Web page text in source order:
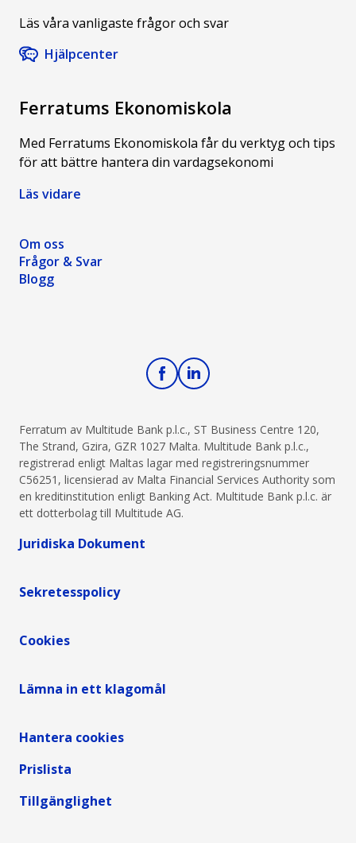
Läs våra vanligaste frågor och svar
Hjälpcenter
Ferratums Ekonomiskola
Med Ferratums Ekonomiskola får du verktyg och tips
för att bättre hantera din vardagsekonomi
Läs vidare
Om oss
Frågor & Svar
Blogg
Ferratum av Multitude Bank p.l.c., ST Business Centre 120,
The Strand, Gzira, GZR 1027 Malta. Multitude Bank p.l.c.,
registrerad enligt Maltas lagar med registreringsnummer
C56251, licensierad av Malta Financial Services Authority som
en kreditinstitution enligt Banking Act. Multitude Bank p.l.c. är
ett dotterbolag till Multitude AG.
Juridiska Dokument
Sekretesspolicy
Cookies
Lämna in ett klagomål
Hantera cookies
Prislista
Tillgänglighet